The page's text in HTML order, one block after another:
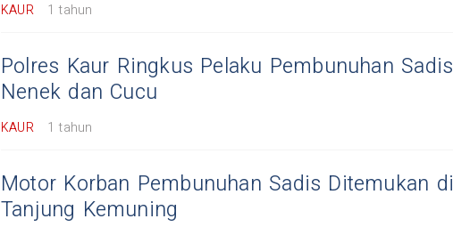
KAUR 1 tahun
Polres Kaur Ringkus Pelaku Pembunuhan Sadis
Nenek dan Cucu
KAUR 1 tahun
Motor Korban Pembunuhan Sadis Ditemukan di
Tanjung Kemuning